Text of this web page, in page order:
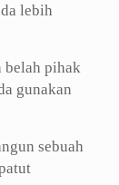
lebih
belah pihak
gunakan
sebuah